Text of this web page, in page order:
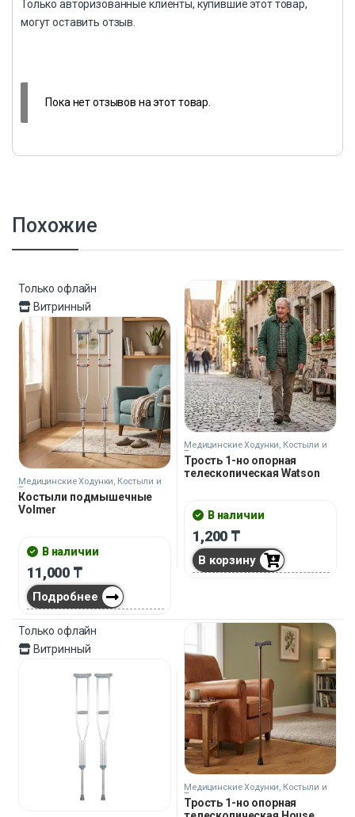
Только авторизованные клиенты, купившие этот товар,
могут оставить отзыв.
Пока нет отзывов на этот товар.
Похожие
Только офлайн
Витринный
Медицинские Ходунки, Костыли и
Трости
Костыли подмышечные
Volmer
В наличии
11,000 ₸
Подробнее
Медицинские Ходунки, Костыли и
Трости
Трость 1-но опорная
телескопическая Watson
В наличии
1,200 ₸
В корзину
Только офлайн
Витринный
Медицинские Ходунки, Костыли и
Трости
Трость 1-но опорная